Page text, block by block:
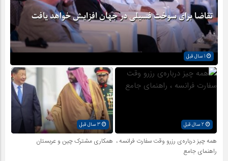
تقاضا برای سوخت فسیلی در جهان افزایش خواهد یافت
2 سال قبل
همه چیز درباره‌ی رزرو وقت سفارت فرانسه ،
راهنمای جامع
همکاری مشترک چین و عربستان